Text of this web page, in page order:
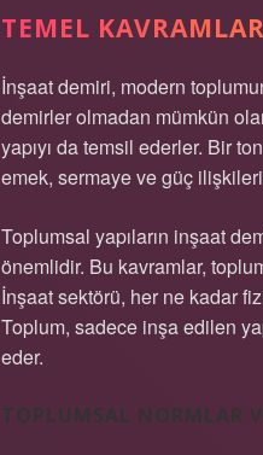
TEMEL
İnşaat demiri, modern
demirler olmadan mümkün
yapıyı da temsil ederler. Bir
emek, sermaye ve güç
Toplumsal yapıların inşaat
önemlidir. Bu kavramlar,
İnşaat sektörü, her ne kadar
Toplum, sadece inşa edilen
eder.
TOPLUMSAL NORMLAR